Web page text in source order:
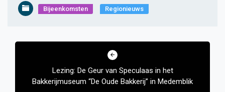
Bijeenkomsten Regionieuws
Bericht
Lezing: De Geur van Speculaas in het
Bakkerijmuseum “De Oude Bakkerij” in Medemblik